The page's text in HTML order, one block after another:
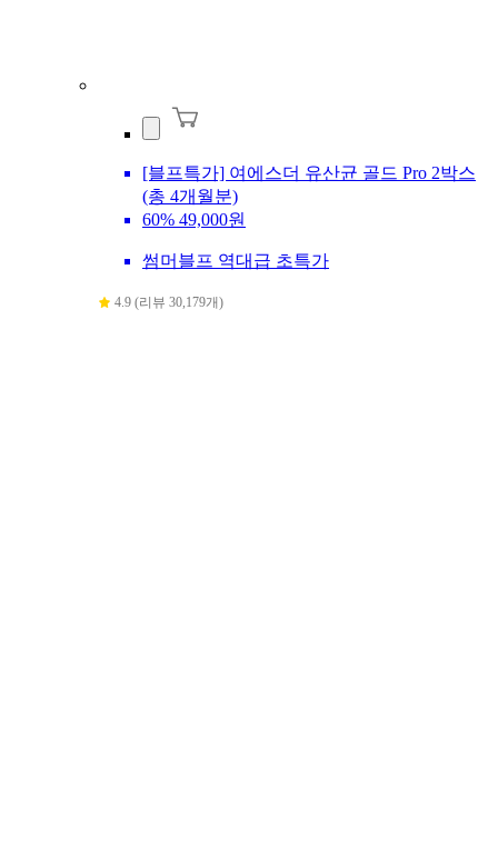
[블프특가] 여에스더 유산균 골드 Pro 2박스
(총 4개월분)
60% 49,000원
썸머블프 역대급 초특가
4.9 (리뷰 30,179개)